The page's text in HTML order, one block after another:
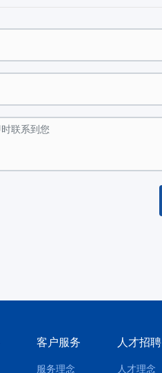
客户服务
服务理念
人才招聘
人才理念